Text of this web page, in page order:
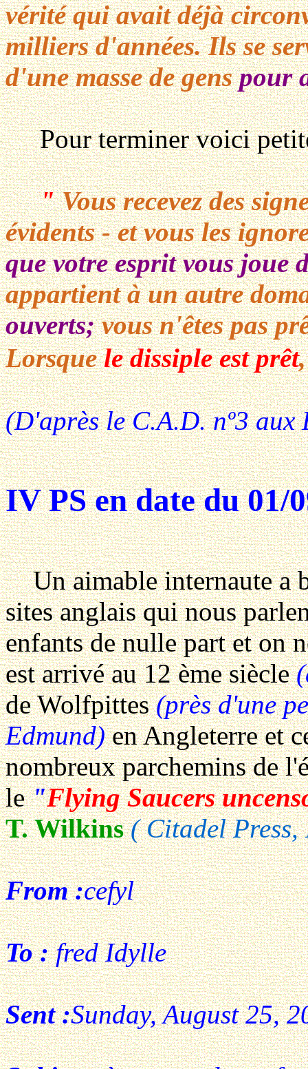
vérité qui avait déjà
milliers d'années. Ils se
d'une masse de genspour
Pour terminer voici
" Vous recevez des
évidents - et vous les
que votre esprit vous joue
appartient à un autre
ouverts;vous n'êtes pas
Lorsquele dissiple est prêt
(D'après le C.A.D. nº3
IV PS en date du 01/
Un aimable internaute a
sites anglais qui nous
enfants de nulle part et on
est arrivé au 12 ème siècle
de Wolfpittes(près d'une
Edmund)en Angleterre et
nombreux parchemins de
le"Flying Saucers
T. Wilkins( Citadel Press,
From :cefyl
To :fred Idylle
Sent :Sunday, August 25,